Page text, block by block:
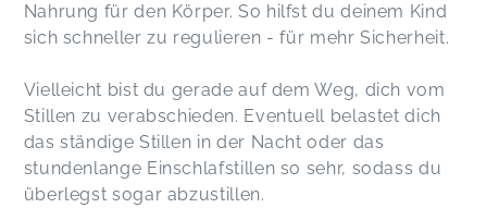
Nahrung für den Körper. So hilfst du deinem Kind
sich schneller zu regulieren - für mehr Sicherheit.
Vielleicht bist du gerade auf dem Weg, dich vom
Stillen zu verabschieden. Eventuell belastet dich
das ständige Stillen in der Nacht oder das
stundenlange Einschlafstillen so sehr, sodass du
überlegst sogar abzustillen.